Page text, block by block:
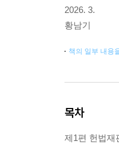
2026. 3.
황남기
책의 일부 내용
목차
제1편 헌법재